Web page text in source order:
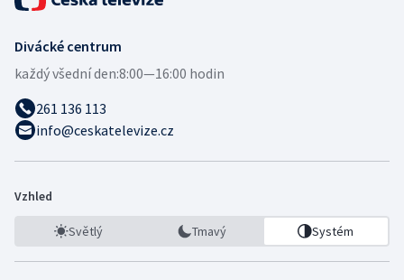
Divácké centrum
každý všední den:8:00—16:00 hodin
261 136 113
info@ceskatelevize.cz
Vzhled
Světlý Tmavý Systém